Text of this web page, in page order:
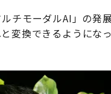
チモーダルAI」の発
変換できるようにな